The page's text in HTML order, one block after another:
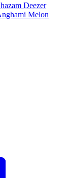
Deezer
Melon